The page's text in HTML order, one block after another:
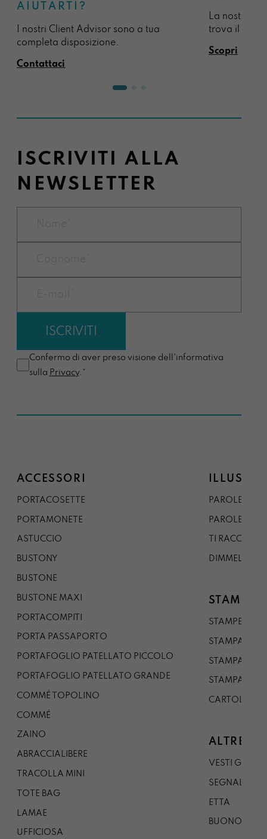
AIUTARTI?
I nostri Client Advisor sono a tua
completa disposizione.
Contattaci
La nostra
trova il
Scopri
ISCRIVITI ALLA
NEWSLETTER
Confermo di aver preso visione dell'informativa
sulla Privacy.*
ACCESSORI
PORTACOSETTE
PORTAMONETE
ASTUCCIO
BUSTONY
BUSTONE
BUSTONE MAXI
PORTACOMPITI
PORTA PASSAPORTO
PORTAFOGLIO PATELLATO PICCOLO
PORTAFOGLIO PATELLATO GRANDE
COMMÉ TOPOLINO
COMMÉ
ZAINO
ABRACCIALIBERE
TRACOLLA MINI
TOTE BAG
LAMAE
UFFICIOSA
PAROLE DAL
PAROLE DA
TI
DIMMELO
STAMPE
STAMPE A5
STAMPA A3
STAMPA A1
STAMPA A0
CARTOLINA
ALTRE
VESTI
SEGNALIBRO
ETTA
BUONO